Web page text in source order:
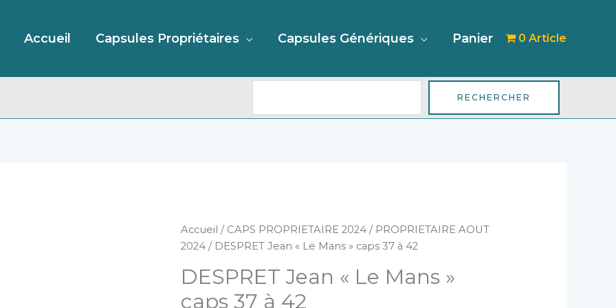
Accueil Capsules Propriétaires Capsules Génériques Panier 0 Article
RECHERCHER
Accueil / CAPS PROPRIETAIRE 2024 / PROPRIETAIRE AOUT
2024 / DESPRET Jean « Le Mans » caps 37 à 42
DESPRET Jean « Le Mans »
caps 37 à 42
quantité
de
Jean
"Le